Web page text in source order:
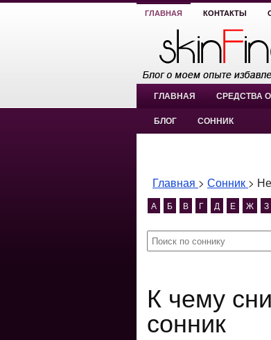
ГЛАВНАЯ КОНТАКТЫ
ГЛАВНАЯ СРЕДСТВА
БЛОГ СОННИК
Главная > Сонник >
А Б В Г Д Е Ж З
К чему снится Негры? Негры
сонник